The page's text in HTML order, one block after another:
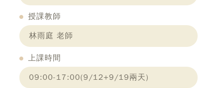
授課教師
林雨庭 老師
上課時間
09:00-17:00(9/12+9/19兩天)